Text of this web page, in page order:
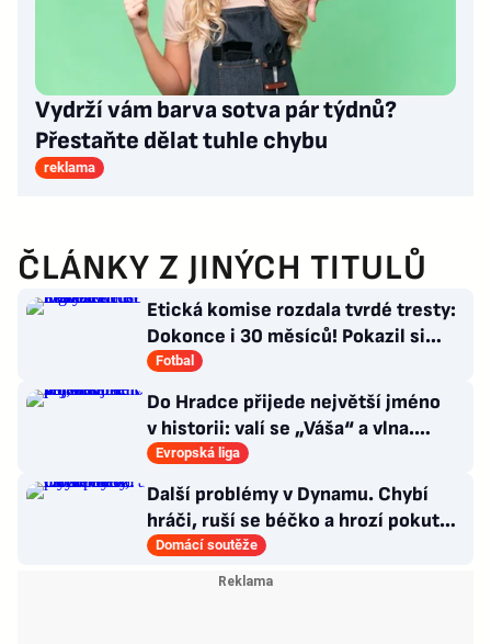
Vydrží vám barva sotva pár týdnů?
Přestaňte dělat tuhle chybu
reklama
ČLÁNKY Z JINÝCH TITULŮ
Etická komise rozdala tvrdé tresty:
Dokonce i 30 měsíců! Pokazil si
Šigut kariéru?
Fotbal
Do Hradce přijede největší jméno
v historii: valí se „Váša“ a vlna.
Policie v pohotovosti
Evropská liga
Další problémy v Dynamu. Chybí
hráči, ruší se béčko a hrozí pokuta.
Co s trenéry?
Domácí soutěže